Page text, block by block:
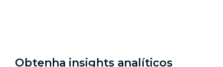
Obtenha insights analíticos